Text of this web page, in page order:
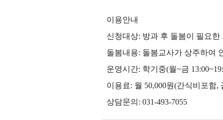
이용안내
신청대상: 방과 후 돌봄이 필요한
돌봄내용: 돌봄교사가 상주하여
운영시간: 학기중(월~금
이용료: 월 50,000원(간식비포함,
상담문의 : 031-493-7055